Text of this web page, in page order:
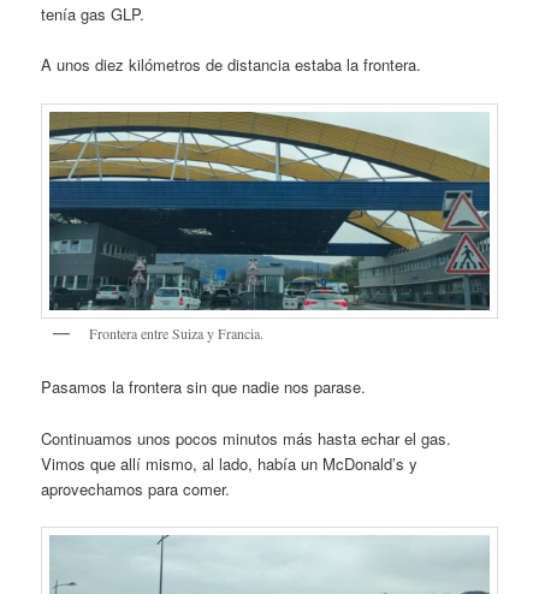
tenía gas GLP.
A unos diez kilómetros de distancia estaba la frontera.
Frontera entre Suiza y Francia.
Pasamos la frontera sin que nadie nos parase.
Continuamos unos pocos minutos más hasta echar el gas.
Vimos que allí mismo, al lado, había un McDonald’s y
aprovechamos para comer.